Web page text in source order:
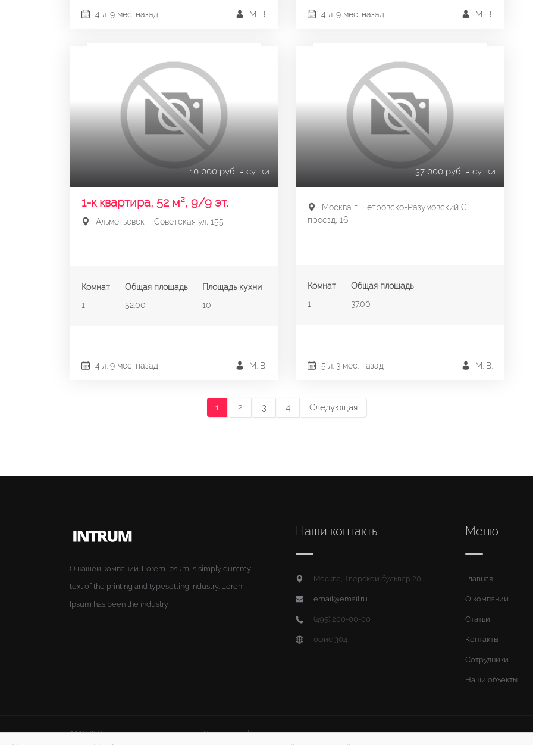
М. В.
4 л. 9 мес. назад М. В.
4 л. 9 мес. назад
10 000 руб. в сутки
1-к квартира, 52 м², 9/9 эт.
Альметьевск г, Советская ул, 155
Комнат
1
Общая площадь
52.00
Площадь кухни
10
М. В.
4 л. 9 мес. назад
37 000 руб. в сутки
Москва г, Петровско-Разумовский С.
проезд, 16
Комнат
1
Общая площадь
37.00
М. В.
5 л. 3 мес. назад
1 2 3 4 Следующая
О нашей компании. Lorem Ipsum is simply dummy
text of the printing and typesetting industry. Lorem
Ipsum has been the industry
Наши контакты
Москва, Тверской бульвар 20
email@email.ru
(495) 200-00-00
офис 304
Меню
Главная
О компании
Статьи
Контакты
Сотрудники
Наши объекты
2026 ©Введите название компанииВведите информацию о защите авторских прав